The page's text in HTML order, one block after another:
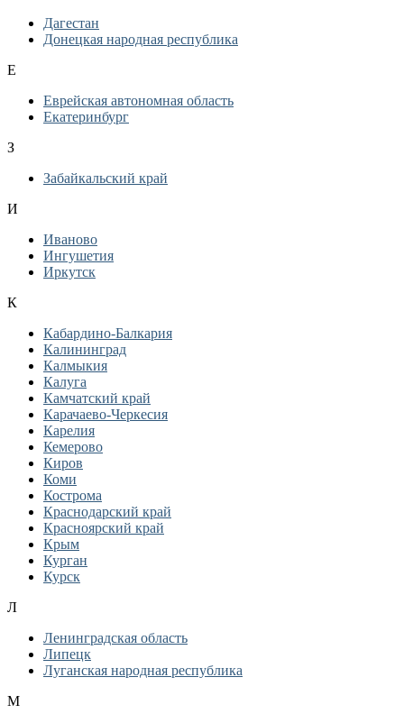
Дагестан
Донецкая народная республика
Е
Еврейская автономная область
Екатеринбург
З
Забайкальский край
И
Иваново
Ингушетия
Иркутск
К
Кабардино-Балкария
Калининград
Калмыкия
Калуга
Камчатский край
Карачаево-Черкесия
Карелия
Кемерово
Киров
Коми
Кострома
Краснодарский край
Красноярский край
Крым
Курган
Курск
Л
Ленинградская область
Липецк
Луганская народная республика
М